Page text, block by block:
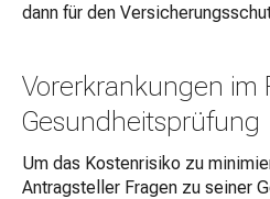
dann für den
Vorerkrankungen im
Gesundheitsprüfung
Um das Kostenrisiko zu
Antragsteller Fragen zu seiner